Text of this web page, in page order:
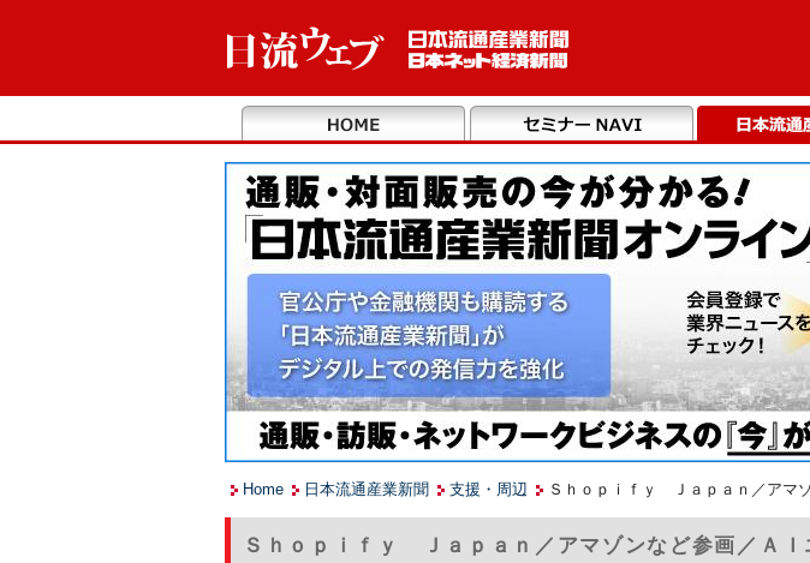
Home 日本流通産業新聞 支援・周辺 Ｓｈｏｐｉｆｙ Ｊａｐａｎ／アマ
Ｓｈｏｐｉｆｙ Ｊａｐａｎ／アマゾンなど参画／ＡＩ